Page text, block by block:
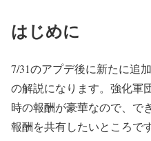
はじめに
7/31のアプデ後に新たに追
の解説になります。強化軍
時の報酬が豪華なので、で
報酬を共有したいところです